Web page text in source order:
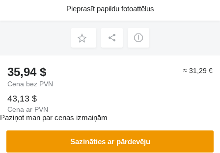
Pieprasīt papildu fotoattēlus
35,94 $
Cena bez PVN
≈ 31,29 €
43,13 $
Cena ar PVN
Paziņot man par cenas izmaiņām
Sazināties ar pārdevēju